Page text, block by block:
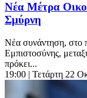
Νέα Μέτρα
Σμύρνη
Νέα συνάντηση, στο
Εμπιστοσύνης,
πρόκει...
19:00 | Τετάρτη 22